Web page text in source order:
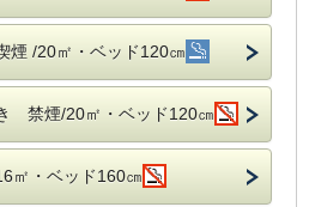
煙 /20㎡・ベッド120㎝
禁煙/20㎡・ベッド120㎝
㎡・ベッド160㎝